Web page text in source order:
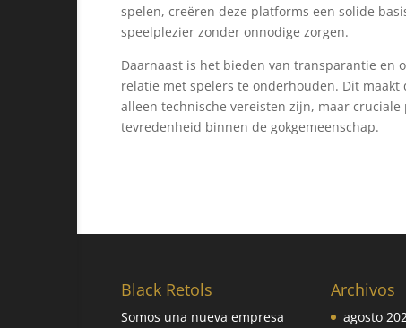
spelen, creëren deze platforms een solide
speelplezier zonder onnodige zorgen.
Daarnaast is het bieden van transparantie en
relatie met spelers te onderhouden. Dit
alleen technische vereisten zijn, maar
tevredenheid binnen de gokgemeenschap.
Black Retols
Somos una nueva empresa
Archivos
agosto